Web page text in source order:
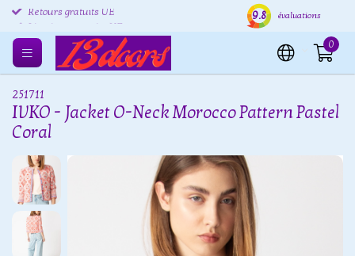
Retours gratuits UE Expédition sous 24 heures
9.8 évaluations
0
251711
IVKO - Jacket O-Neck Morocco Pattern Pastel
Coral